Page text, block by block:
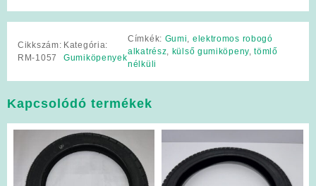
Cikkszám:
RM-1057
Kategória:
Gumiköpenyek
Címkék: Gumi, elektromos robogó
alkatrész, külső gumiköpeny,tömlő
nélküli
Kapcsolódó termékek